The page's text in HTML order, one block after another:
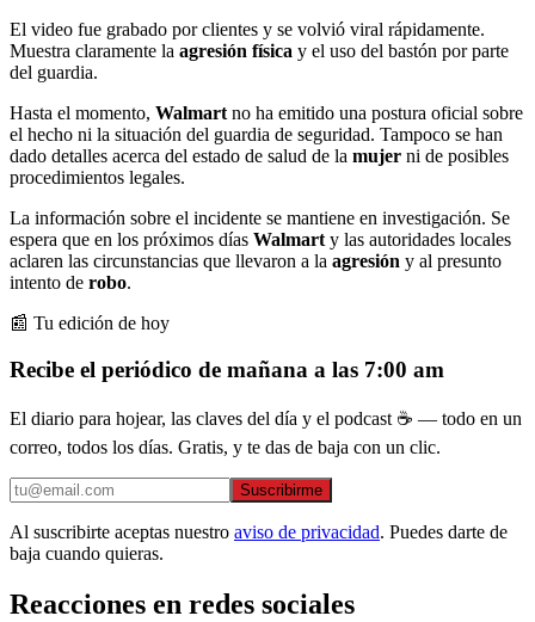
El video fue grabado por clientes y se volvió viral rápidamente.
Muestra claramente la agresión física y el uso del bastón por parte
del guardia.
Hasta el momento, Walmart no ha emitido una postura oficial sobre
el hecho ni la situación del guardia de seguridad. Tampoco se han
dado detalles acerca del estado de salud de la mujer ni de posibles
procedimientos legales.
La información sobre el incidente se mantiene en investigación. Se
espera que en los próximos días Walmart y las autoridades locales
aclaren las circunstancias que llevaron a la agresión y al presunto
intento de robo.
📰 Tu edición de hoy
Recibe el periódico de mañana a las 7:00 am
El diario para hojear, las claves del día y el podcast ☕ — todo en un
correo, todos los días. Gratis, y te das de baja con un clic.
Suscribirme
Al suscribirte aceptas nuestro aviso de privacidad. Puedes darte de
baja cuando quieras.
Reacciones en redes sociales